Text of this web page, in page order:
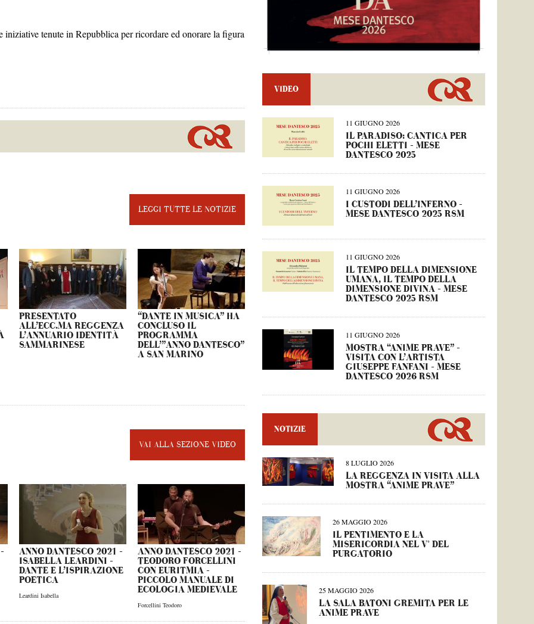
tenute in Repubblica per ricordare ed onorare la figura
LEGGI TUTTE LE NOTIZIE
PRESENTATO
ALL’ECC.MA REGGENZA
L’ANNUARIO IDENTITÀ
SAMMARINESE
“DANTE IN MUSICA” HA
CONCLUSO IL
PROGRAMMA
DELL’”ANNO DANTESCO”
A SAN MARINO
VAI ALLA SEZIONE VIDEO
ANNO DANTESCO 2021 –
ISABELLA LEARDINI –
DANTE E L’ISPIRAZIONE
POETICA
Leardini Isabella
ANNO DANTESCO 2021 –
TEODORO FORCELLINI
CON EURITMIA –
PICCOLO MANUALE DI
ECOLOGIA MEDIEVALE
Forcellini Teodoro
VIDEO
11 GIUGNO 2026
IL PARADISO: CANTICA PER
POCHI ELETTI – MESE
DANTESCO 2025
11 GIUGNO 2026
I CUSTODI DELL’INFERNO –
MESE DANTESCO 2025 RSM
11 GIUGNO 2026
IL TEMPO DELLA DIMENSIONE
UMANA, IL TEMPO DELLA
DIMENSIONE DIVINA – MESE
DANTESCO 2025 RSM
11 GIUGNO 2026
MOSTRA “ANIME PRAVE” –
VISITA CON L’ARTISTA
GIUSEPPE FANFANI – MESE
DANTESCO 2026 RSM
NOTIZIE
8 LUGLIO 2026
LA REGGENZA IN VISITA ALLA
MOSTRA “ANIME PRAVE”
26 MAGGIO 2026
IL PENTIMENTO E LA
MISERICORDIA NEL V° DEL
PURGATORIO
25 MAGGIO 2026
LA SALA BATONI GREMITA PER LE
ANIME PRAVE